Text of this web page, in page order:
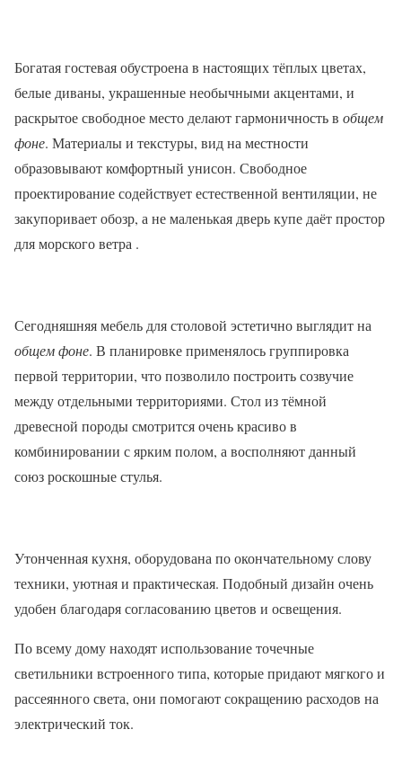
Богатая гостевая обустроена в настоящих тёплых цветах,
белые диваны, украшенные необычными акцентами, и
раскрытое свободное место делают гармоничность в общем
фоне. Материалы и текстуры, вид на местности
образовывают комфортный унисон. Свободное
проектирование содействует естественной вентиляции, не
закупоривает обозр, а не маленькая дверь купе даёт простор
для морского ветра .
Сегодняшняя мебель для столовой эстетично выглядит на
общем фоне. В планировке применялось группировка
первой территории, что позволило построить созвучие
между отдельными территориями. Стол из тёмной
древесной породы смотрится очень красиво в
комбинировании с ярким полом, а восполняют данный
союз роскошные стулья.
Утонченная кухня, оборудована по окончательному слову
техники, уютная и практическая. Подобный дизайн очень
удобен благодаря согласованию цветов и освещения.
По всему дому находят использование точечные
светильники встроенного типа, которые придают мягкого и
рассеянного света, они помогают сокращению расходов на
электрический ток.